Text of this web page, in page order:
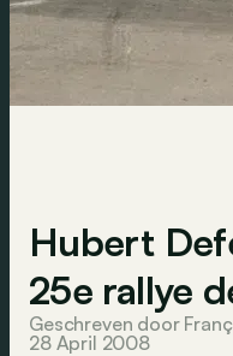
Hubert
25e rallye
Geschreven door
28 April 2008